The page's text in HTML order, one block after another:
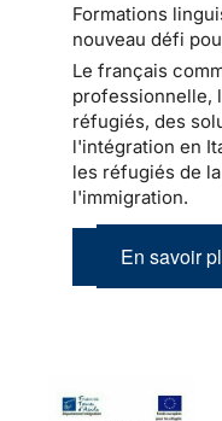
Formations
nouveau défi
Le français
professionnelle,
réfugiés, des
l'intégration en
les réfugiés de
l'immigration.
En savoir